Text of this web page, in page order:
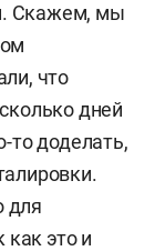
Скажем, мы
что
дней
то доделать,
для
как это и